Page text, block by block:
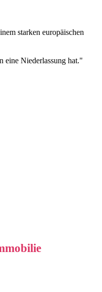
starken europäischen
eine Niederlassung hat."